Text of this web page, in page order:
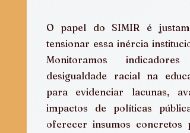
O papel do SIMIR é
tensionar essa inércia
Monitoramos indicadores
desigualdade racial na
para evidenciar lacunas,
impactos de políticas
oferecer insumos concretos